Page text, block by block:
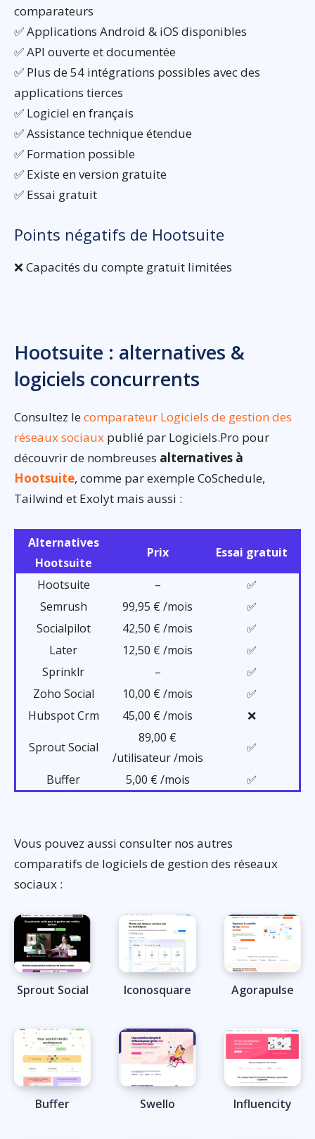
comparateurs
✅ Applications Android & iOS disponibles
✅ API ouverte et documentée
✅ Plus de 54 intégrations possibles avec des
applications tierces
✅ Logiciel en français
✅ Assistance technique étendue
✅ Formation possible
✅ Existe en version gratuite
✅ Essai gratuit
Points négatifs de Hootsuite
❌ Capacités du compte gratuit limitées
Hootsuite : alternatives &
logiciels concurrents
Consultez lecomparateur Logiciels de gestion des
réseaux sociaux publié par Logiciels.Pro pour
découvrir de nombreuses alternatives à
Hootsuite, comme par exemple CoSchedule,
Tailwind et Exolyt mais aussi :
Alternatives
Hootsuite
Prix Essai gratuit
Hootsuite –
✅
Semrush
99,95 € /mois
✅
Socialpilot
42,50 € /mois
✅
Later
12,50 € /mois
✅
Sprinklr
–
✅
Zoho Social
10,00 € /mois
✅
Hubspot Crm
45,00 € /mois ❌
Sprout Social
89,00 €
/utilisateur /mois
✅
Buffer 5,00 € /mois ✅
Vous pouvez aussi consulter nos autres
comparatifs de logiciels de gestion des réseaux
sociaux :
Sprout Social Iconosquare Agorapulse
Buffer Swello Influencity